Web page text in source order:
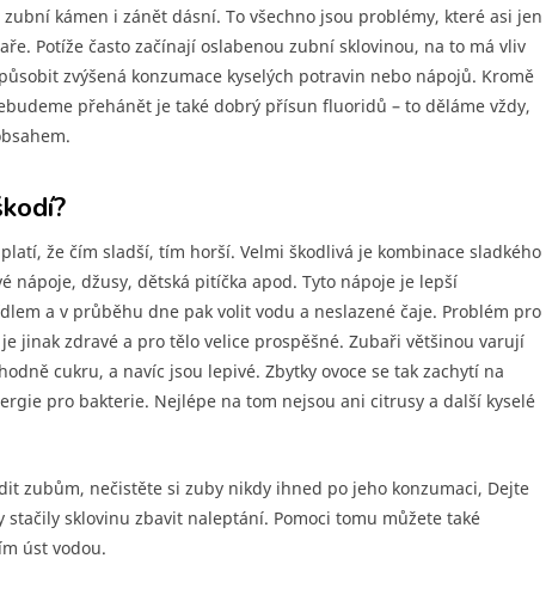
kámen i zánět dásní. To všechno jsou problémy, které asi jen
Potíže často začínají oslabenou zubní sklovinou, na to má vliv
zvýšená konzumace kyselých potravin nebo nápojů. Kromě
přehánět je také dobrý přísun fluoridů – to děláme vždy,
že čím sladší, tím horší. Velmi škodlivá je kombinace sladkého
nápoje, džusy, dětská pitíčka apod. Tyto nápoje je lepší
a v průběhu dne pak volit vodu a neslazené čaje. Problém pro
jinak zdravé a pro tělo velice prospěšné. Zubaři většinou varují
cukru, a navíc jsou lepivé. Zbytky ovoce se tak zachytí na
pro bakterie. Nejlépe na tom nejsou ani citrusy a další kyselé
zubům, nečistěte si zuby nikdy ihned po jeho konzumaci, Dejte
sklovinu zbavit naleptání. Pomoci tomu můžete také
úst vodou.